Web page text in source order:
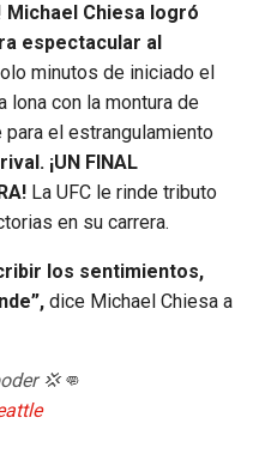
Michael Chiesa logró
espectacular al
minutos de iniciado el
lona con la montura de
el estrangulamiento
¡UN FINAL
La UFC le rinde tributo
en su carrera.
los sentimientos,
dice Michael Chiesa a
💢👊